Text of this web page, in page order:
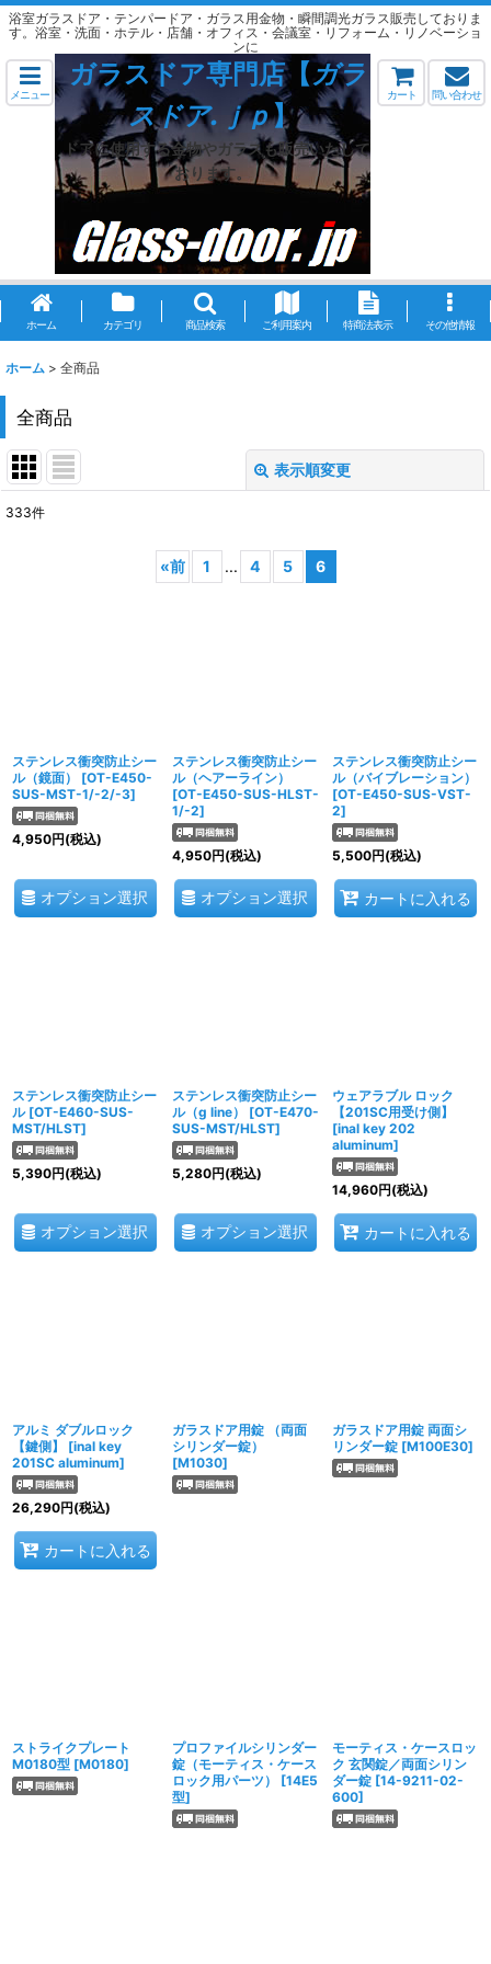
浴室ガラスドア・テンパードア・ガラス用金物・瞬間調光ガラス販売しておりま
す。浴室・洗面・ホテル・店舗・オフィス・会議室・リフォーム・リノベーショ
ンに
メニュー
ガラスドア専門店【ガラ
スドア.ｊｐ】
ドアに使用する金物やガラスも販売いたして
おります。
カート 問い合わせ
ホーム カテゴリ 商品検索 ご利用案内 特商法表示 その他情報
ホーム > 全商品
全商品
表示順変更
333件
«前 1 ... 4 5 6
ステンレス衝突防止シー
ル（鏡面）
[OT-E450-
SUS-MST-1/-2/-3]
4,950円(税込)
オプション選択
ステンレス衝突防止シー
ル（ヘアーライン）
[OT-E450-SUS-HLST-
1/-2]
4,950円(税込)
オプション選択
ステンレス衝突防止シー
ル（バイブレーション）
[OT-E450-SUS-VST-
2]
5,500円(税込)
カートに入れる
ステンレス衝突防止シー
ル [OT-E460-SUS-
MST/HLST]
5,390円(税込)
オプション選択
ステンレス衝突防止シー
ル（g line）
[OT-E470-
SUS-MST/HLST]
5,280円(税込)
オプション選択
ウェアラブル ロック
【201SC用受け側】
[inal key 202
aluminum]
14,960円(税込)
カートに入れる
アルミ ダブルロック
【鍵側】
[inal key
201SC aluminum]
26,290円(税込)
カートに入れる
ガラスドア用錠 （両面
シリンダー錠）
[M1030]
ガラスドア用錠 両面シ
リンダー錠 [M100E30]
ストライクプレート
M0180型 [M0180]
プロファイルシリンダー
錠（モーティス・ケース
ロック用パーツ）
[14E5
型]
モーティス・ケースロッ
ク 玄関錠／両面シリン
ダー錠 [14-9211-02-
600]